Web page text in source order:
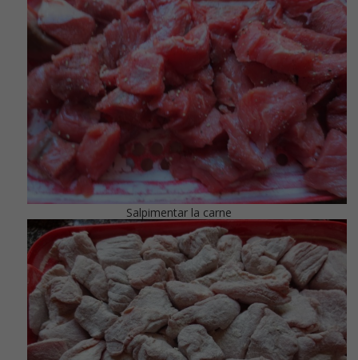
Salpimentar la carne